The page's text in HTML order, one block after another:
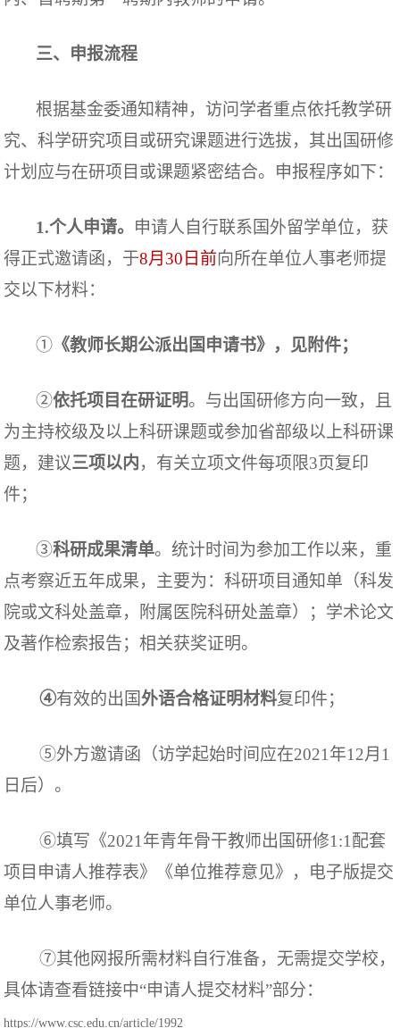
三、申报流程
根据基金委通知精神，访问学者重点依托教学研
究、科学研究项目或研究课题进行选拔，其出国研修
计划应与在研项目或课题紧密结合。 申报程序如下：
1.个人申请。 申请人自行联系国外留学单位，获
得正式邀请函，于8月30日前向所在单位人事老师提
交以下材料：
① 《教师长期公派出国申请书》 ，见附件；
②依托项目在研证明。与出国研修方向一致，且
为主持校级及以上科研课题或参加省部级以上科研课
题，建议三项以内 ， 有关立项文件每项 限3页复印
件；
③科研成果清单。统计时间为参加工作以来，重
点考察近五年成果，主要为 ：科研项目通知单（科发
院或文科处盖章，附属医院科研处盖章）； 学术论文
及著作检索报告；相关获奖证明。
④有效的出国 外语合格证明材料复印件；
⑤外方邀请函（访学起始时间应在2021 年12月 1
日后）。
⑥填写 《2021 年青年骨干教师出国研修1:1 配套
项目申请人推荐表》
《单位推荐意见》，电子版提交
单位人事老师。
⑦其他网报所需材料自行准备，无需提交学校，
具体请查看链接中“申请人提交材料”部分：
https://www.csc.edu.cn/article/1992